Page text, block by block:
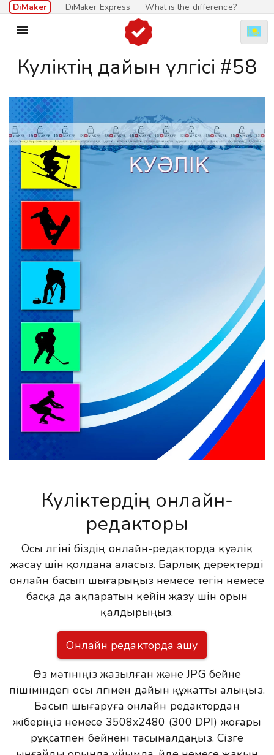
DiMaker DiMaker Express What is the difference?

Куәліктің дайын үлгісі #58
Куәліктердің онлайн-
редакторы
Осы үлгіні біздің онлайн-редакторда куәлік
жасау үшін қолдана аласыз. Барлық деректерді
онлайн басып шығарыңыз немесе тегін немесе
басқа да ақпаратын кейін жазу үшін орын
қалдырыңыз.
Онлайн редакторда ашу
Өз мәтініңіз жазылған және JPG бейне
пішіміндегі осы үлгімен дайын құжатты алыңыз.
Басып шығаруға онлайн редактордан
жіберіңіз немесе 3508x2480 (300 DPI) жоғары
рұқсатпен бейнені тасымалдаңыз. Сізге